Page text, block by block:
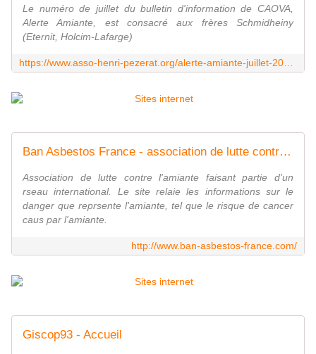
Le numéro de juillet du bulletin d'information de CAOVA,
Alerte Amiante, est consacré aux frères Schmidheiny
(Eternit, Holcim-Lafarge)
Ban Asbestos France - association de lutte contre l'amiante
Association de lutte contre l'amiante faisant partie d'un
rseau international. Le site relaie les informations sur le
danger que reprsente l'amiante, tel que le risque de cancer
caus par l'amiante.
http://www.ban-asbestos-france.com/
Giscop93 - Accueil